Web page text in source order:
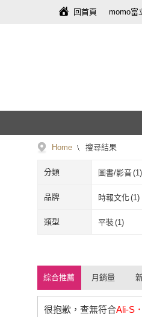
回首頁 momo富
Home 搜尋結果
分類 圖書/影音(1)
品牌 時報文化(1)
時報文化
類型 平裝(1)
綜合推薦 月銷量
很抱歉，查無符合Ali-S